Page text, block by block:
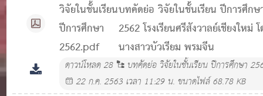
วิจัยในชั้นเรียน
ปีการศึกษา
2562.pdf
บทคัดย่อ วิจัยในชั้นเรียน ปีการศึกษ
2562 โรงเรียนศรีสังวาลย์เชียงใหม่
นางสาวบัวเรียม พรมจีน
ดาวน์โหลด28
บทคัดย่อ วิจัยในชั้นเรียน ปีการศึกษา
22 ก.ค. 2563 เวลา 11:29 น. ขนาดไฟล์ 68.78 KB